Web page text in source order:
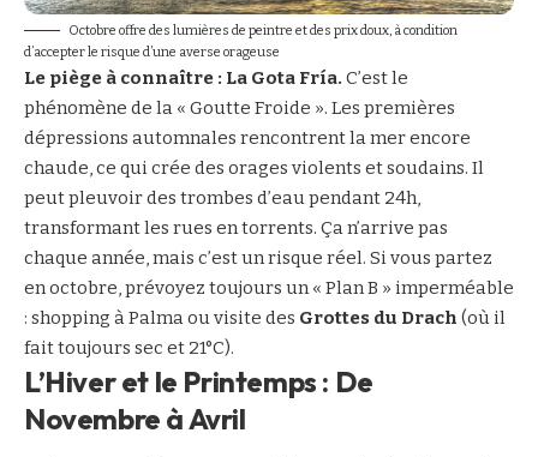
Octobre offre des lumières de peintre et des prix doux, à condition
d’accepter le risque d’une averse orageuse
Le piège à connaître : La Gota Fría. C’est le
phénomène de la « Goutte Froide ». Les premières
dépressions automnales rencontrent la mer encore
chaude, ce qui crée des orages violents et soudains. Il
peut pleuvoir des trombes d’eau pendant 24h,
transformant les rues en torrents. Ça n’arrive pas
chaque année, mais c’est un risque réel. Si vous partez
en octobre, prévoyez toujours un « Plan B » imperméable
: shopping à Palma ou visite des Grottes du Drach (où il
fait toujours sec et 21°C).
L’Hiver et le Printemps : De
Novembre à Avril